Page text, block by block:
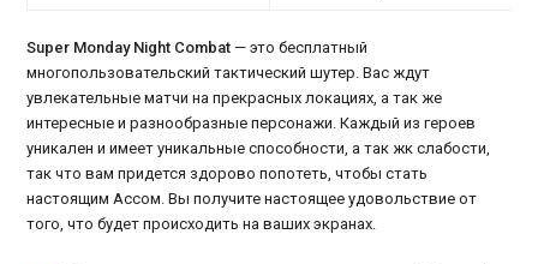
Super Monday Night Combat — это бесплатный
многопользовательский тактический шутер. Вас ждут
увлекательные матчи на прекрасных локациях, а так же
интересные и разнообразные персонажи. Каждый из героев
уникален и имеет уникальные способности, а так жк слабости,
так что вам придется здорово попотеть, чтобы стать
настоящим Ассом. Вы получите настоящее удовольствие от
того, что будет происходить на ваших экранах.